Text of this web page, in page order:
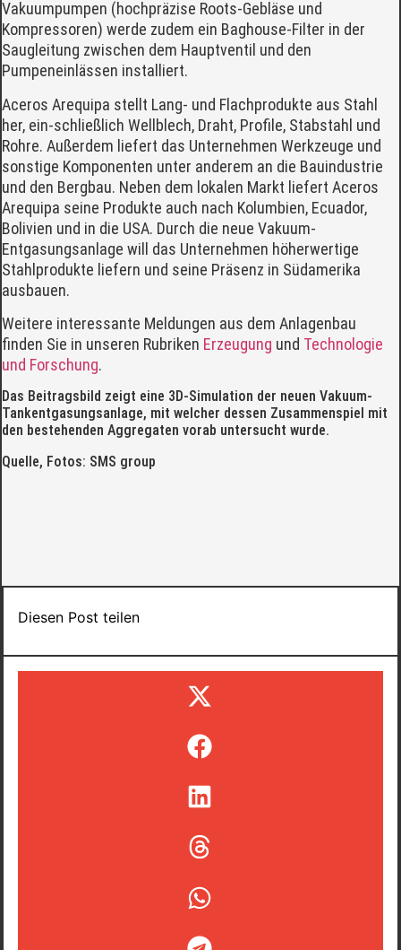
Vakuumpumpen (hochpräzise Roots-Gebläse und
Kompressoren) werde zudem ein Baghouse-Filter in der
Saugleitung zwischen dem Hauptventil und den
Pumpeneinlässen installiert.
Aceros Arequipa stellt Lang- und Flachprodukte aus Stahl
her, ein-schließlich Wellblech, Draht, Profile, Stabstahl und
Rohre. Außerdem liefert das Unternehmen Werkzeuge und
sonstige Komponenten unter anderem an die Bauindustrie
und den Bergbau. Neben dem lokalen Markt liefert Aceros
Arequipa seine Produkte auch nach Kolumbien, Ecuador,
Bolivien und in die USA. Durch die neue Vakuum-
Entgasungsanlage will das Unternehmen höherwertige
Stahlprodukte liefern und seine Präsenz in Südamerika
ausbauen.
Weitere interessante Meldungen aus dem Anlagenbau
finden Sie in unseren Rubriken Erzeugung und Technologie
und Forschung.
Das Beitragsbild zeigt eine 3D-Simulation der neuen Vakuum-
Tankentgasungsanlage, mit welcher dessen Zusammenspiel mit
den bestehenden Aggregaten vorab untersucht wurde.
Quelle, Fotos: SMS group
Diesen Post teilen